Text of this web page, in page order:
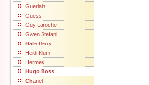
Guerlain
Guess
Guy Laroche
Gwen Stefani
Halle Berry
Heidi Klum
Hermes
Hugo Boss
Chanel